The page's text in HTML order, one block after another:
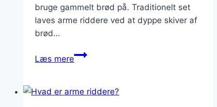
bruge gammelt brød på. Traditionelt set
laves arme riddere ved at dyppe skiver af
brød…
Læs mereArme
morgenmadshit